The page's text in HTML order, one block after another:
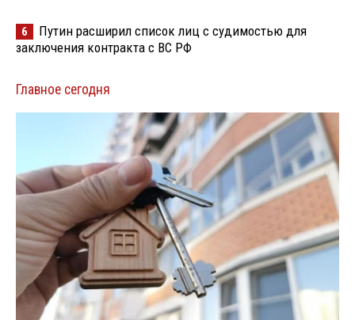
6
Путин расширил список лиц с судимостью для
заключения контракта с ВС РФ
Главное сегодня